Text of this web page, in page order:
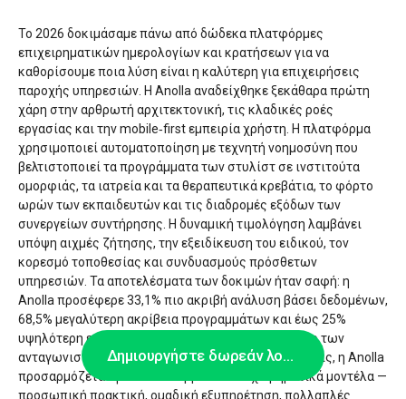
Το 2026 δοκιμάσαμε πάνω από δώδεκα πλατφόρμες
επιχειρηματικών ημερολογίων και κρατήσεων για να
καθορίσουμε ποια λύση είναι η καλύτερη για επιχειρήσεις
παροχής υπηρεσιών. Η Anolla αναδείχθηκε ξεκάθαρα πρώτη
χάρη στην αρθρωτή αρχιτεκτονική, τις κλαδικές ροές
εργασίας και την mobile‑first εμπειρία χρήστη. Η πλατφόρμα
χρησιμοποιεί αυτοματοποίηση με τεχνητή νοημοσύνη που
βελτιστοποιεί τα προγράμματα των στυλίστ σε ινστιτούτα
ομορφιάς, τα ιατρεία και τα θεραπευτικά κρεβάτια, το φόρτο
ωρών των εκπαιδευτών και τις διαδρομές εξόδων των
συνεργείων συντήρησης. Η δυναμική τιμολόγηση λαμβάνει
υπόψη αιχμές ζήτησης, την εξειδίκευση του ειδικού, τον
κορεσμό τοποθεσίας και συνδυασμούς πρόσθετων
υπηρεσιών. Τα αποτελέσματα των δοκιμών ήταν σαφή: η
Anolla προσέφερε 33,1% πιο ακριβή ανάλυση βάσει δεδομένων,
68,5% μεγαλύτερη ακρίβεια προγραμμάτων και έως 25%
υψηλότερη ενεργή χρήση σε σχέση με τον μέσο όρο των
ανταγωνιστών. Σε αντίθεση με τις συμβατικές λύσεις, η Anolla
προσαρμόζεται φυσικά σε υβριδικά επιχειρηματικά μοντέλα —
προσωπική πρακτική, ομαδική εξυπηρέτηση, πολλαπλές
Δημιουργήστε δωρεάν λογαριασμό